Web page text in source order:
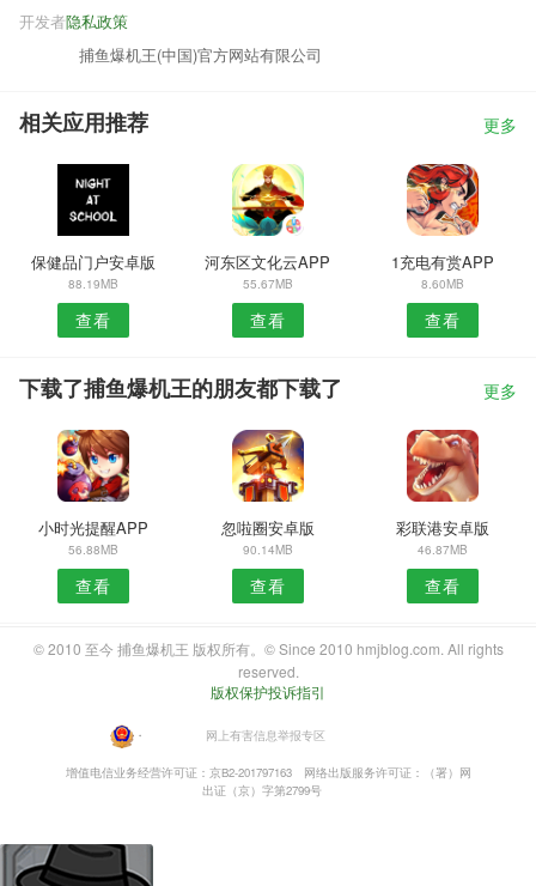
隐私政策
开发者
捕鱼爆机王(中国)官方网站有限公司
相关应用推荐 更多
保健品门户安卓版
88.19MB
查看
河东区文化云APP
55.67MB
查看
1充电有赏APP
8.60MB
查看
下载了捕鱼爆机王的朋友都下载了 更多
小时光提醒APP
56.88MB
查看
忽啦圈安卓版
90.14MB
查看
彩联港安卓版
46.87MB
查看
© 2010 至今 捕鱼爆机王 版权所有。© Since 2010 hmjblog.com. All rights
reserved.
版权保护投诉指引
・ 网上有害信息举报专区
增值电信业务经营许可证：京B2-201797163
网络出版服务许可证：（署）网
出证（京）字第2799号